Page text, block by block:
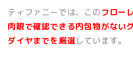
ティファニーでは、この フロー
肉眼で確認できる内包物がない
ダイヤまでを厳選しています。